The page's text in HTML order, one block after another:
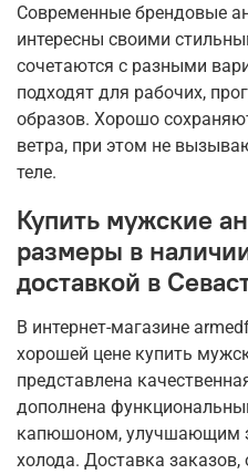
Современные брендовые
интересны своими
сочетаются с разными
подходят для рабочих,
образов. Хорошо
ветра, при этом не
теле.
Купить мужские
размеры в
доставкой в
В интернет-магазине
хорошей цене купить
представлена
дополнена
капюшоном, улучшающим
холода. Доставка